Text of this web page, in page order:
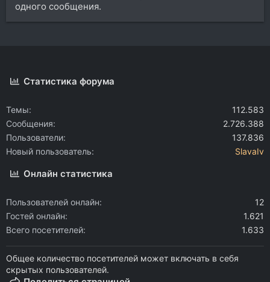
одного сообщения.
Статистика форума
Темы
112.583
Сообщения
2.726.388
Пользователи
137.836
Новый пользователь
SlavaIv
Онлайн статистика
Пользователей онлайн
12
Гостей онлайн
1.621
Всего посетителей
1.633
Общее количество посетителей может включать в себя
скрытых пользователей.